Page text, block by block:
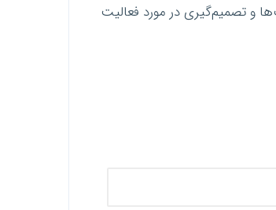
و تصمیم‌گیری در مورد فعالیت